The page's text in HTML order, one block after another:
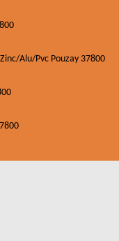
Alu/Pvc Pouzay 37800